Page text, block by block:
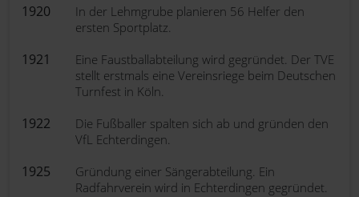
1920
In der Lehmgrube planieren 56 Helfer den
ersten Sportplatz.
1921
Eine Faustballabteilung wird gegründet. Der TVE
stellt erstmals eine Vereinsriege beim Deutschen
Turnfest in Köln.
1922
Die Fußballer spalten sich ab und gründen den
VfL Echterdingen.
1925
Gründung einer Sängerabteilung. Ein
Radfahrverein wird in Echterdingen gegründet.